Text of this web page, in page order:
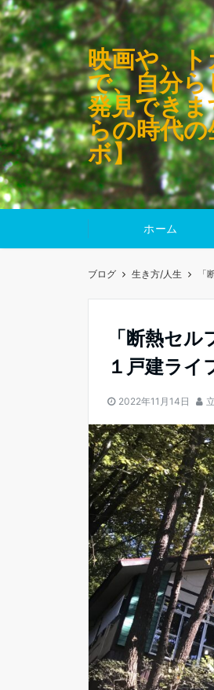
映画や、
で、自分
発見でき
らの時代の
ボ】
ホーム
ブログ 生き方/人生 「
「断熱セ
１戸建ライ
2022年11月14日